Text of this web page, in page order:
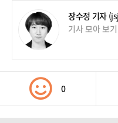
장수정 기자
기사 모아 보
0